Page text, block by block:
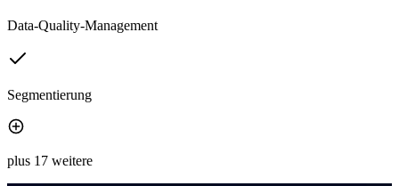
Data-Quality-Management
Segmentierung
plus 17 weitere